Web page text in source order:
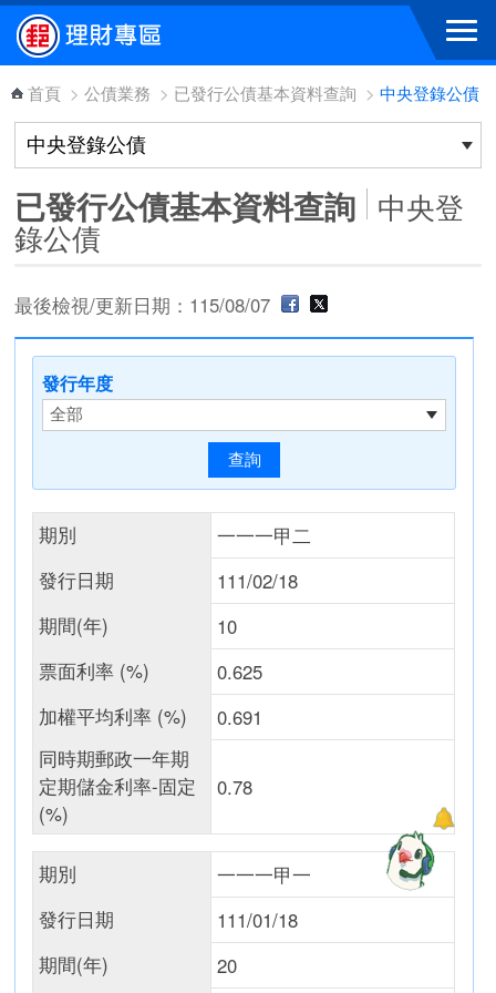
跳到主要內容區塊
首頁 > 公債業務 > 已發行公債基本資料查詢 > 中央登錄公債
已發行公債基本資料查詢 中央登
錄公債
最後檢視/更新日期：115/08/07
發行年度
期別
一一一甲二
發行日期
111/02/18
期間(年)
10
票面利率 (%)
0.625
加權平均利率 (%)
0.691
同時期郵政一年期
定期儲金利率-固定
(%)
0.78
期別
一一一甲一
發行日期
111/01/18
期間(年)
20